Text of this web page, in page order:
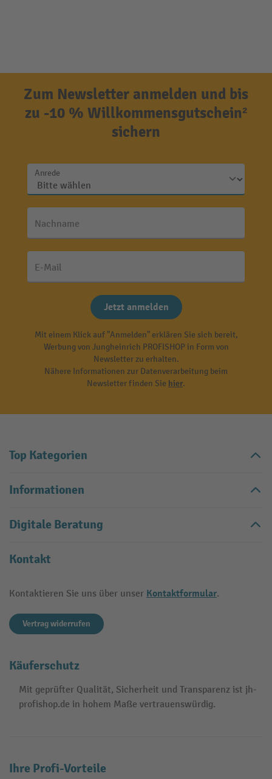
Zum Newsletter anmelden und bis
zu -10 % Willkommensgutschein²
sichern
Anrede
Nachname
E-Mail
Jetzt anmelden
Mit einem Klick auf "Anmelden" erklären Sie sich bereit,
Werbung von Jungheinrich PROFISHOP in Form von
Newsletter zu erhalten.
Nähere Informationen zur Datenverarbeitung beim
Newsletter finden Sie hier.
Top Kategorien
Informationen
Digitale Beratung
Kontakt
Kontaktieren Sie uns über unser Kontaktformular.
Vertrag widerrufen
Käuferschutz
Mit geprüfter Qualität, Sicherheit und Transparenz ist jh-
profishop.de in hohem Maße vertrauenswürdig.
Ihre Profi-Vorteile